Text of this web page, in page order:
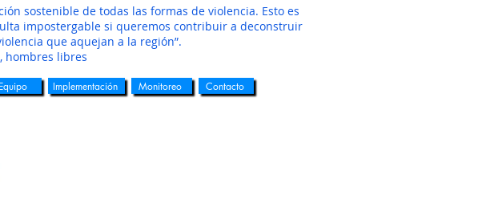
sostenible de todas las formas de violencia. Esto es
impostergable si queremos contribuir a deconstruir
que aquejan a la región”.
hombres libres
Implementación Monitoreo Contacto